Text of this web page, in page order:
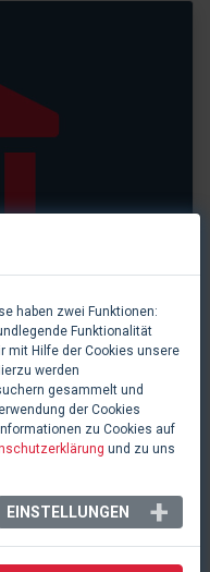
haben zwei Funktionen:
Funktionalität
mit Hilfe der Cookies unsere
werden
gesammelt und
der Cookies
zu Cookies auf
und zu uns
EINSTELLUNGEN